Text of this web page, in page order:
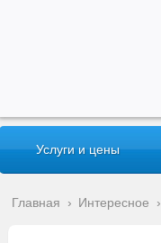
Услуги и цены
Главная › Интересное ›